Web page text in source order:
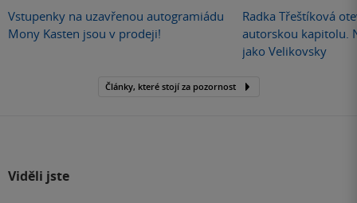
Vstupenky na uzavřenou autogramiádu
Mony Kasten jsou v prodeji!
Radka Třeštíková
autorskou kapitolu.
jako Velikovsky
Články, které stojí za pozornost
Viděli jste